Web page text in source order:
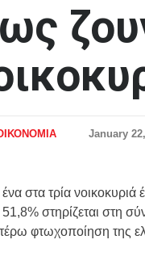
January
στα τρία
51,8% στηρίζεται στη
φτωχοποίηση της